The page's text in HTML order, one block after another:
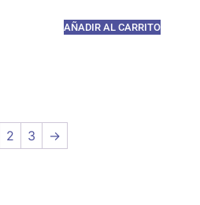
AÑADIR AL CARRITO
2 3 →